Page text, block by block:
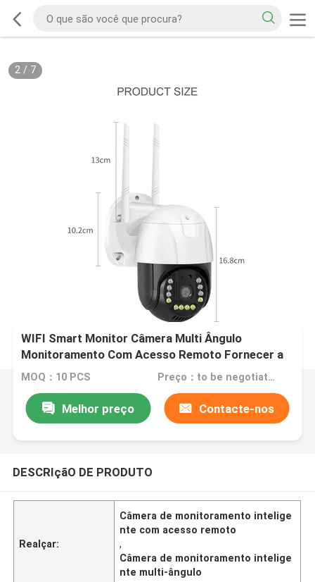
2/ 7
WIFI Smart Monitor Câmera Multi Ângulo
Monitoramento Com Acesso Remoto Fornecer a
maior segurança garantia de segurança em casa
MOQ：10 PCS Preço：to be negotiated
Melhor preço Contacte-nos
DESCRIçãO DE PRODUTO
Realçar:
Câmera de monitoramento intelige
nte com acesso remoto
,
Câmera de monitoramento intelige
nte multi-ângulo